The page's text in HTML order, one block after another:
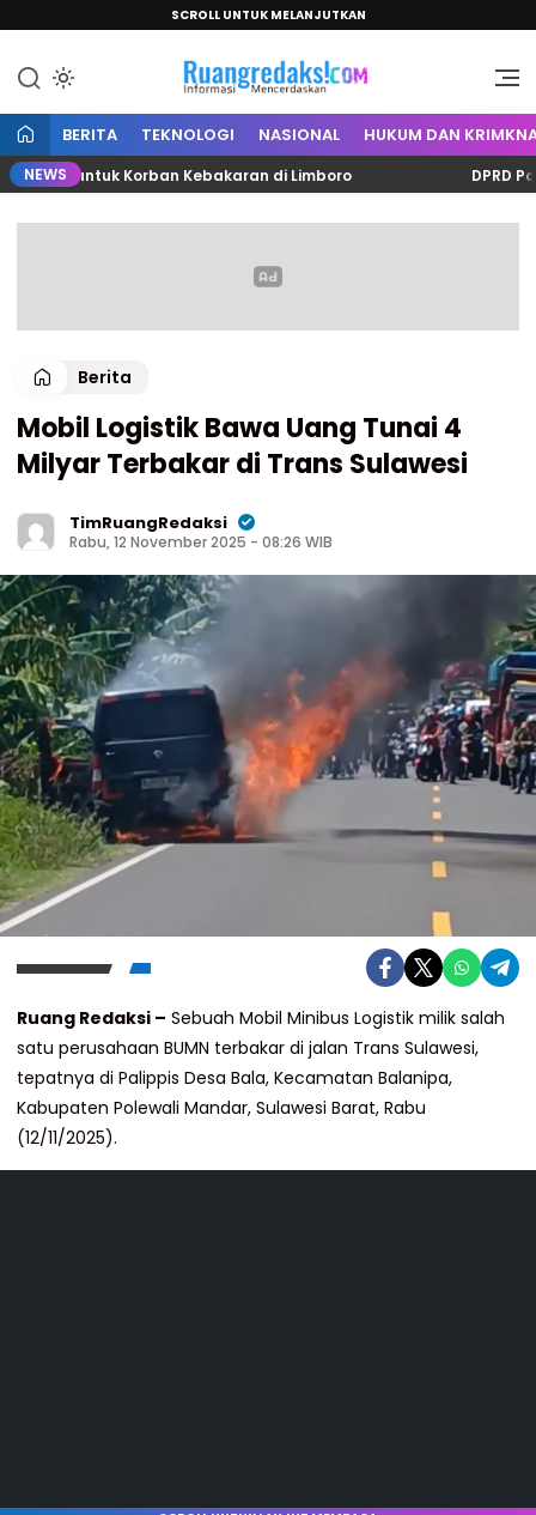
SCROLL UNTUK MELANJUTKAN
Ruang Redaksi
Informasi Mencerdaskan
BERITA TEKNOLOGI NASIONAL HUKUM DAN
NEWS
untuk Korban Kebakaran di Limboro DPRD
Berita
Mobil Logistik Bawa Uang Tunai 4
Milyar Terbakar di Trans Sulawesi
TimRuangRedaksi
Rabu, 12 November 2025 - 08:26 WIB
Ruang Redaksi – Sebuah Mobil Minibus Logistik milik salah
satu perusahaan BUMN terbakar di jalan Trans Sulawesi,
tepatnya di Palippis Desa Bala, Kecamatan Balanipa,
Kabupaten Polewali Mandar, Sulawesi Barat, Rabu
(12/11/2025).